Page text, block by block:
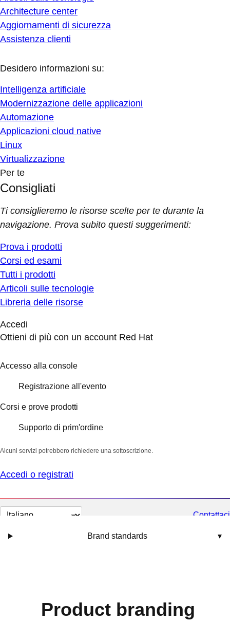
Architecture center
Aggiornamenti di sicurezza
Assistenza clienti
Desidero informazioni su:
Intelligenza artificiale
Modernizzazione delle applicazioni
Automazione
Applicazioni cloud native
Linux
Virtualizzazione
Per te
Consigliati
Ti consiglieremo le risorse scelte per te durante la
navigazione. Prova subito questi suggerimenti:
Prova i prodotti
Corsi ed esami
Tutti i prodotti
Articoli sulle tecnologie
Libreria delle risorse
Accedi
Ottieni di più con un account Red Hat
Accesso alla console
Registrazione all'evento
Corsi e prove prodotti
Supporto di prim'ordine
Alcuni servizi potrebbero richiedere una sottoscrizione.
Accedi o registrati
Cambia
Contattaci
Brand standards ▾
Product branding